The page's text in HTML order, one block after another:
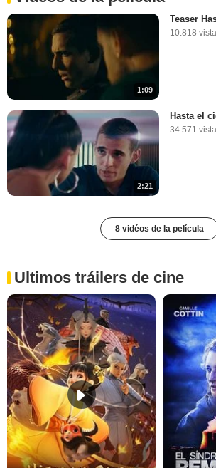
1:09
Teaser
10.818
2:21
Hasta el
34.571
8 vidéos de la película
Ultimos tráilers de cine